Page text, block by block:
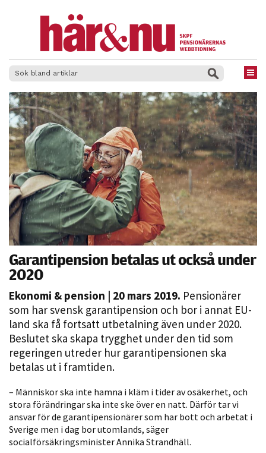
Garantipension betalas ut också under
2020
Ekonomi & pension | 20 mars 2019. Pensionärer
som har svensk garantipension och bor i annat EU-
land ska få fortsatt utbetalning även under 2020.
Beslutet ska skapa trygghet under den tid som
regeringen utreder hur garantipensionen ska
betalas ut i framtiden.
– Människor ska inte hamna i kläm i tider av osäkerhet, och
stora förändringar ska inte ske över en natt. Därför tar vi
ansvar för de garantipensionärer som har bott och arbetat i
Sverige men i dag bor utomlands, säger
socialförsäkringsminister Annika Strandhäll.
Nödvändiga
Dessa kakor
går inte att
välja bort. De
behövs för